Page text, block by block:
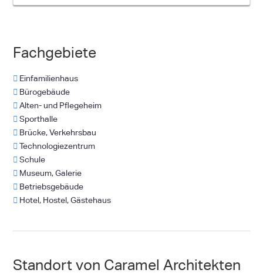
Fachgebiete
Einfamilienhaus
Bürogebäude
Alten- und Pflegeheim
Sporthalle
Brücke, Verkehrsbau
Technologiezentrum
Schule
Museum, Galerie
Betriebsgebäude
Hotel, Hostel, Gästehaus
Standort von Caramel Architekten